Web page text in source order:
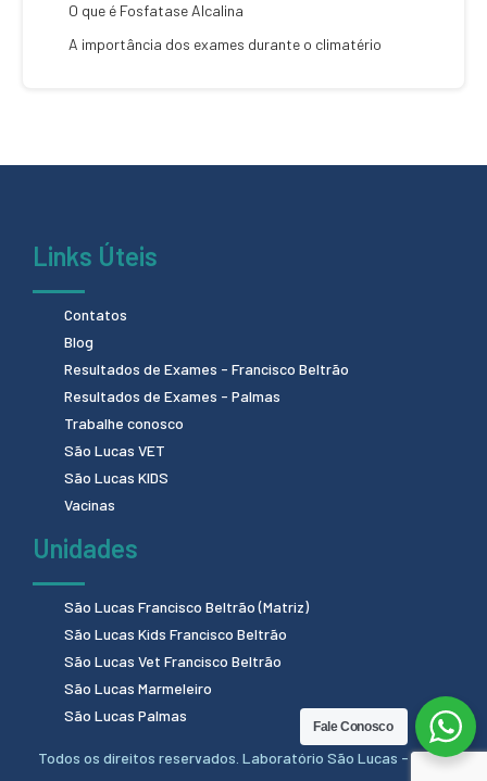
O que é Fosfatase Alcalina
A importância dos exames durante o climatério
Links Úteis
Contatos
Blog
Resultados de Exames - Francisco Beltrão
Resultados de Exames - Palmas
Trabalhe conosco
São Lucas VET
São Lucas KIDS
Vacinas
Unidades
São Lucas Francisco Beltrão (Matriz)
São Lucas Kids Francisco Beltrão
São Lucas Vet Francisco Beltrão
São Lucas Marmeleiro
São Lucas Palmas
Todos os direitos reservados. Laboratório São Lucas - 2024.
Fale Conosco